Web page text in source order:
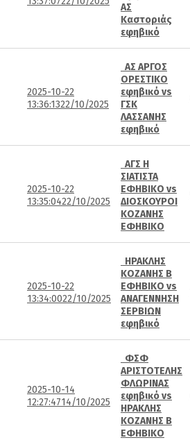
ΑΣ
Καστοριάς
εφηβικό
2025-10-22
13:36:1322/10/2025
ΑΣ ΑΡΓΟΣ
ΟΡΕΣΤΙΚΟ
εφηβικό vs
ΓΣΚ
ΛΑΣΣΑΝΗΣ
εφηβικό
2025-10-22
13:35:0422/10/2025
ΑΓΣ Η
ΣΙΑΤΙΣΤΑ
ΕΦΗΒΙΚΟ vs
ΔΙΟΣΚΟΥΡΟΙ
ΚΟΖΑΝΗΣ
ΕΦΗΒΙΚΟ
2025-10-22
13:34:0022/10/2025
ΗΡΑΚΛΗΣ
ΚΟΖΑΝΗΣ Β
ΕΦΗΒΙΚΟ vs
ΑΝΑΓΕΝΝΗΣΗ
ΣΕΡΒΙΩΝ
εφηβικό
2025-10-14
12:27:4714/10/2025
ΦΣΦ
ΑΡΙΣΤΟΤΕΛΗΣ
ΦΛΩΡΙΝΑΣ
εφηβικό vs
ΗΡΑΚΛΗΣ
ΚΟΖΑΝΗΣ Β
ΕΦΗΒΙΚΟ